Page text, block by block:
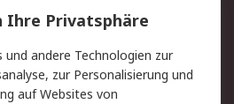
Lieferlösungen
Kontakt
Privatkunden
Ihre Privatsphäre
und andere Technologien zur
zur Personalisierung und
auf Websites von